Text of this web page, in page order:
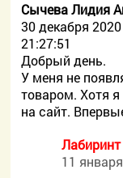
Сычева Лидия
30 декабря 2020
21:27:51
Добрый день.
У меня не
товаром. Хотя я
на сайт.
Лабиринт
11